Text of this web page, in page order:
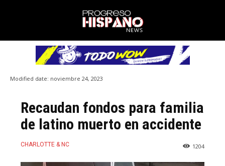
Modified date: noviembre 24, 2023
Recaudan fondos para familia
de latino muerto en accidente
CHARLOTTE & NC 1204